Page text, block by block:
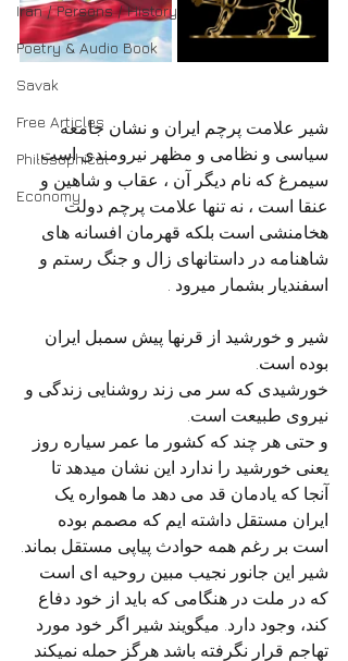
Iran / Persons / History
Poetry & Audio Book
Savak
Free Articles
Philosophical
Economy
شیر علامت پرچم ایران و نشان جامعه
سیاسی و نظامی و مظهر نیرومندی است.
سیمرغ که نام دیگر آن ، عقاب و شاهین و
عنقا است ، نه تنها علامت پرچم دولت
هخامنشی است بلکه قهرمان افسانه های
شاهنامه در داستانهای زال و جنگ رستم و
اسفندیار بشمار میرود .
شیر و خورشید از قرنها پیش سمبل ایران
بوده است.
خورشیدی که سر می زند روشنایی زندگی و
نیروی طبیعت است.
و حتی هر چند که کشور ما عمر سياره روز
یعنی خورشید را ندارد این نشان میدهد تا
آنجا که یادمان قد می دهد ما همواره یک
ایران مستقل داشته ایم که مصمم بوده
است بر رغم همه حوادث پیاپی مستقل بماند.
شیر این جانور نجیب مبین روحیه ای است
که در ملت در هنگامی که باید از خود دفاع
کند، وجود دارد. میگویند شیر اگر خود مورد
تهاجم قرار نگرفته باشد هرگز حمله نمیکند